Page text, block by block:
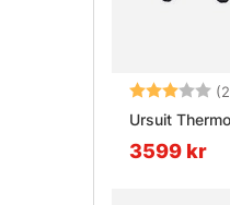
Betyg:
Ursuit
3599 kr